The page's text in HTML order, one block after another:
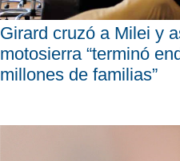
Girard cruzó a Milei y
motosierra “terminó
millones de familias”